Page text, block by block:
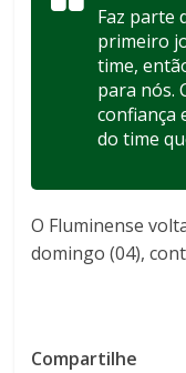
Faz parte
primeiro
time,
para nós.
confiança
do time
O Fluminense
domingo (04),
Compartilhe